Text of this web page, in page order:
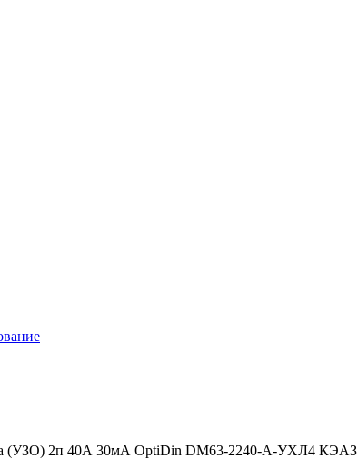
(УЗО) 2п 40А 30мА OptiDin DМ63-2240-A-УХЛ4 КЭАЗ